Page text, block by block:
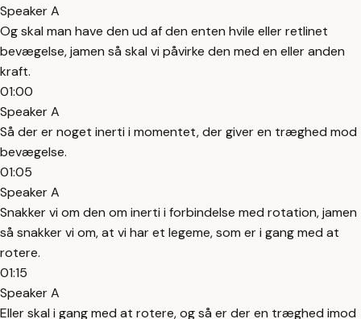
Speaker A
Og skal man have den ud af den enten hvile eller retlinet
bevægelse, jamen så skal vi påvirke den med en eller anden
kraft.
01:00
Speaker A
Så der er noget inerti i momentet, der giver en træghed mod
bevægelse.
01:05
Speaker A
Snakker vi om den om inerti i forbindelse med rotation, jamen
så snakker vi om, at vi har et legeme, som er i gang med at
rotere.
01:15
Speaker A
Eller skal i gang med at rotere, og så er der en træghed imod